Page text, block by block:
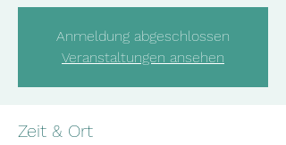
Anmeldung abgeschlossen
Veranstaltungen ansehen
Zeit & Ort